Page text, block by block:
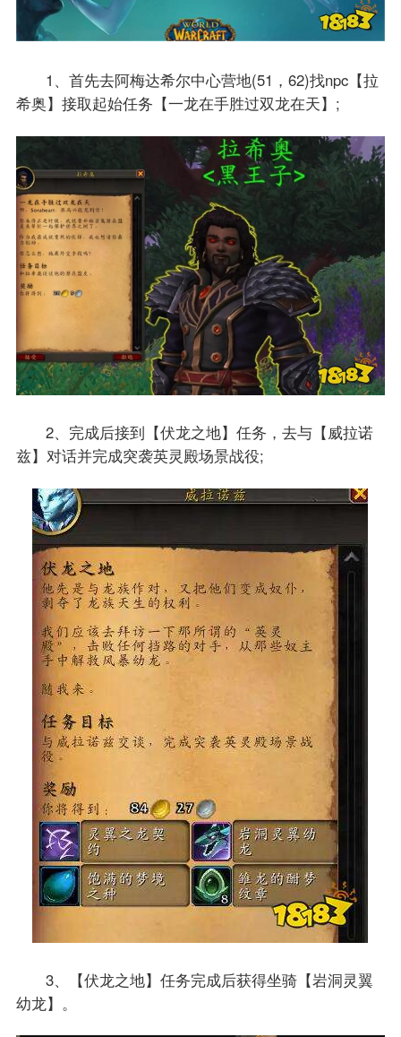
1、首先去阿梅达希尔中心营地(51，62)找npc【拉
希奥】接取起始任务【一龙在手胜过双龙在天】;
2、完成后接到【伏龙之地】任务，去与【威拉诺
兹】对话并完成突袭英灵殿场景战役;
3、【伏龙之地】任务完成后获得坐骑【岩洞灵翼
幼龙】。